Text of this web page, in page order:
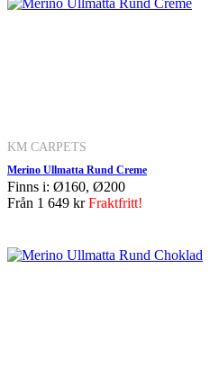
KM CARPETS
Merino Ullmatta Rund Creme
Finns i: Ø160, Ø200
Från 1 649 krFraktfritt!